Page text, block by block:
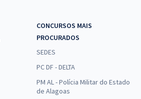
CONCURSOS MAIS
PROCURADOS
SEDES
PC DF - DELTA
PM AL - Polícia Militar do Estado
de Alagoas